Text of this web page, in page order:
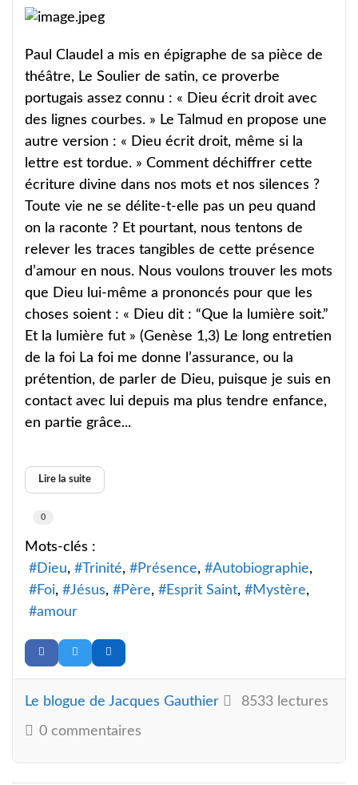
Paul Claudel a mis en épigraphe de sa pièce de
théâtre, Le Soulier de satin, ce proverbe
portugais assez connu : « Dieu écrit droit avec
des lignes courbes. » Le Talmud en propose une
autre version : « Dieu écrit droit, même si la
lettre est tordue. » Comment déchiffrer cette
écriture divine dans nos mots et nos silences ?
Toute vie ne se délite-t-elle pas un peu quand
on la raconte ? Et pourtant, nous tentons de
relever les traces tangibles de cette présence
d’amour en nous. Nous voulons trouver les mots
que Dieu lui-même a prononcés pour que les
choses soient : « Dieu dit : “Que la lumière soit.”
Et la lumière fut » (Genèse 1,3) Le long entretien
de la foi La foi me donne l’assurance, ou la
prétention, de parler de Dieu, puisque je suis en
contact avec lui depuis ma plus tendre enfance,
en partie grâce...
Lire la suite
0
Mots-clés :
Dieu
Trinité Présence
Autobiographie
Foi
Jésus Père Esprit Saint
Mystère
amour
Le blogue de Jacques Gauthier 8533 lectures
0 commentaires